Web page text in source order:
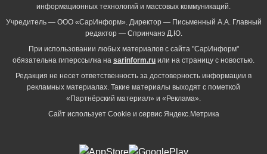
информационных технологий и массовых коммуникаций.
Учредитель — ООО «СарИнформ». Директор — Письменный А.А. Главный
редактор — Спринчанэ Д.Ю.
При использовании любых материалов с сайта "СарИнформ"
обязательна гиперссылка на sarinform.ru или на страницу с новостью.
Редакция не несет ответственность за достоверность информации в
рекламных материалах. Такие материалы выходят с пометкой
«Партнёрский материал» и «Реклама».
Сайт использует Cookie и сервиc Яндекс.Метрика